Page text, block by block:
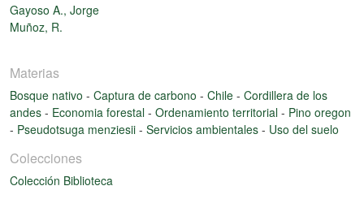
Gayoso A., Jorge
Muñoz, R.
Materias
Bosque nativo - Captura de carbono - Chile - Cordillera de los
andes - Economia forestal - Ordenamiento territorial - Pino oregon
- Pseudotsuga menziesii - Servicios ambientales - Uso del suelo
Colecciones
Colección Biblioteca